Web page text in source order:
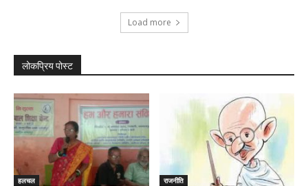
Load more
लोकप्रिय पोस्ट
हलचल राजनीति